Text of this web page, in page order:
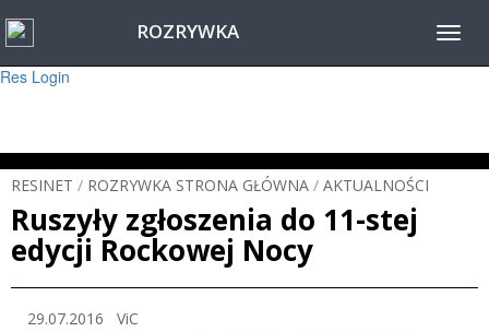
Warning
: session_start(): Failed to read session data: user (path: ) in
Res Login
ROZRYWKA
RESINET / ROZRYWKA STRONA GŁÓWNA / AKTUALNOŚCI
Ruszyły zgłoszenia do 11-stej
edycji Rockowej Nocy
29.07.2016 ViC